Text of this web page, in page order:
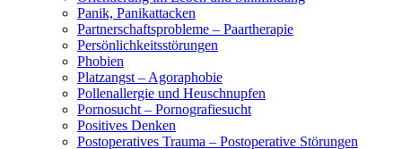
Panik, Panikattacken
Partnerschaftsprobleme – Paartherapie
Persönlichkeitsstörungen
Phobien
Platzangst – Agoraphobie
Pollenallergie und Heuschnupfen
Pornosucht – Pornografiesucht
Positives Denken
Postoperatives Trauma – Postoperative Störungen